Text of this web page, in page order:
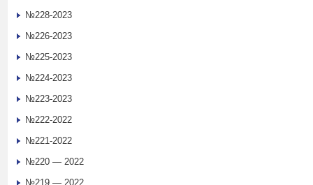
№228-2023
№226-2023
№225-2023
№224-2023
№223-2023
№222-2022
№221-2022
№220 — 2022
№219 — 2022